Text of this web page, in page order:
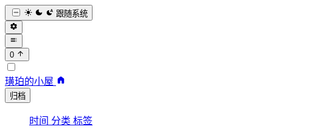
跟随系统
0
璜珀的小屋
归档
时间 分类 标签